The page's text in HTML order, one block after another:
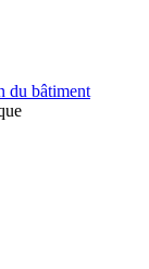
du bâtiment